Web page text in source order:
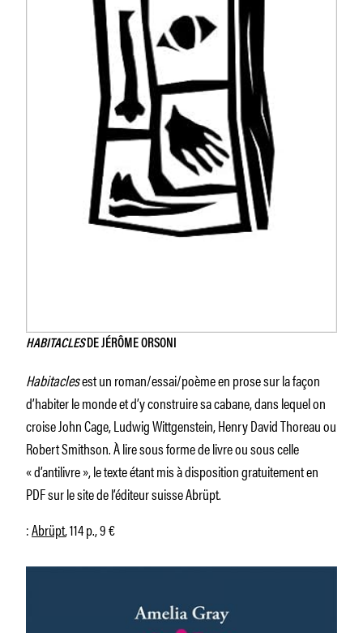
HABITACLESDE JÉRÔME ORSONI
Habitaclesest un roman/essai/poème en prose sur la façon
d’habiter le monde et d’y construire sa cabane, dans lequel on
croise John Cage, Ludwig Wittgenstein, Henry David Thoreau ou
Robert Smithson. À lire sous forme de livre ou sous celle
« d’antilivre », le texte étant mis à disposition gratuitement en
PDF sur le site de l’éditeur suisse Abrüpt.
:Abrüpt, 114 p., 9 €